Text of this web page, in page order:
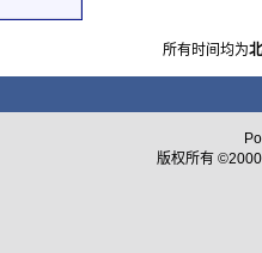
所有时间均为
版权所有